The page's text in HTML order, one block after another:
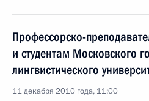
Профессорско-
и студентам Московского
лингвистического
11 декабря 2010 года, 11:00